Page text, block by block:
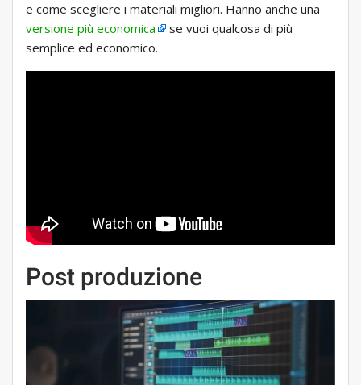
e come scegliere i materiali migliori. Hanno anche una
versione più economica
se vuoi qualcosa di più
semplice ed economico.
Post produzione